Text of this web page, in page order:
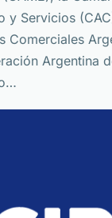
y Servicios
Comerciales
Argentina